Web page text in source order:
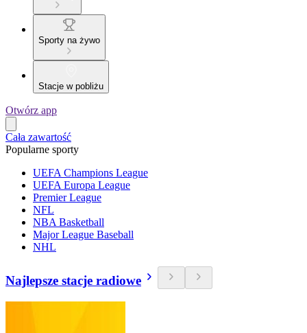
Sporty na żywo
Stacje w pobliżu
Otwórz app
Cała zawartość
Popularne sporty
UEFA Champions League
UEFA Europa League
Premier League
NFL
NBA Basketball
Major League Baseball
NHL
Najlepsze stacje radiowe